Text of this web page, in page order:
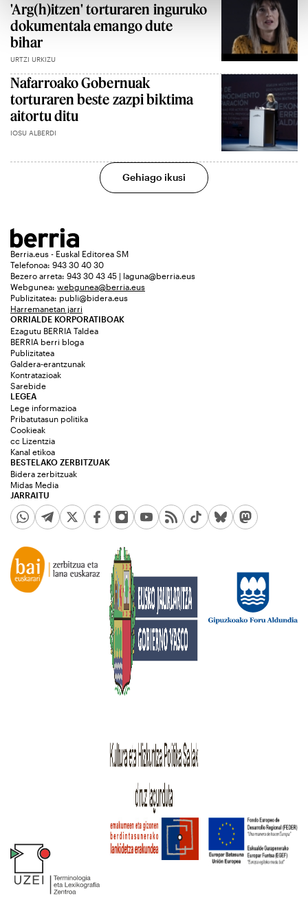
'Arg(h)itzen' torturaren inguruko
dokumentala emango dute
bihar
URTZI URKIZU
Nafarroako Gobernuak
torturaren beste zazpi biktima
aitortu ditu
IOSU ALBERDI
Gehiago ikusi
Berria.eus - Euskal Editorea SM
Telefonoa: 943 30 40 30
Bezero arreta: 943 30 43 45 | laguna@berria.eus
Webgunea: webgunea@berria.eus
Publizitatea: publi@bidera.eus
Harremanetan jarri
ORRIALDE KORPORATIBOAK
Ezagutu BERRIA Taldea
BERRIA berri bloga
Publizitatea
Galdera-erantzunak
Kontratazioak
Sarebide
JARRAITU
LEGEA
Lege informazioa
Pribatutasun politika
Cookieak
cc Lizentzia
Kanal etikoa
BESTELAKO ZERBITZUAK
Bidera zerbitzuak
Midas Media